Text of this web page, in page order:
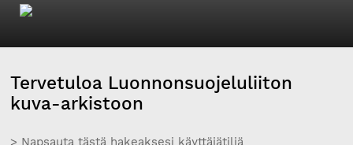
Tervetuloa Luonnonsuojeluliiton
kuva-arkistoon
> Napsauta tästä hakeaksesi käyttäjätiliä